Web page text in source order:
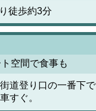
徒歩約3分
空間で食事も
道登り口の一番下
すぐ。